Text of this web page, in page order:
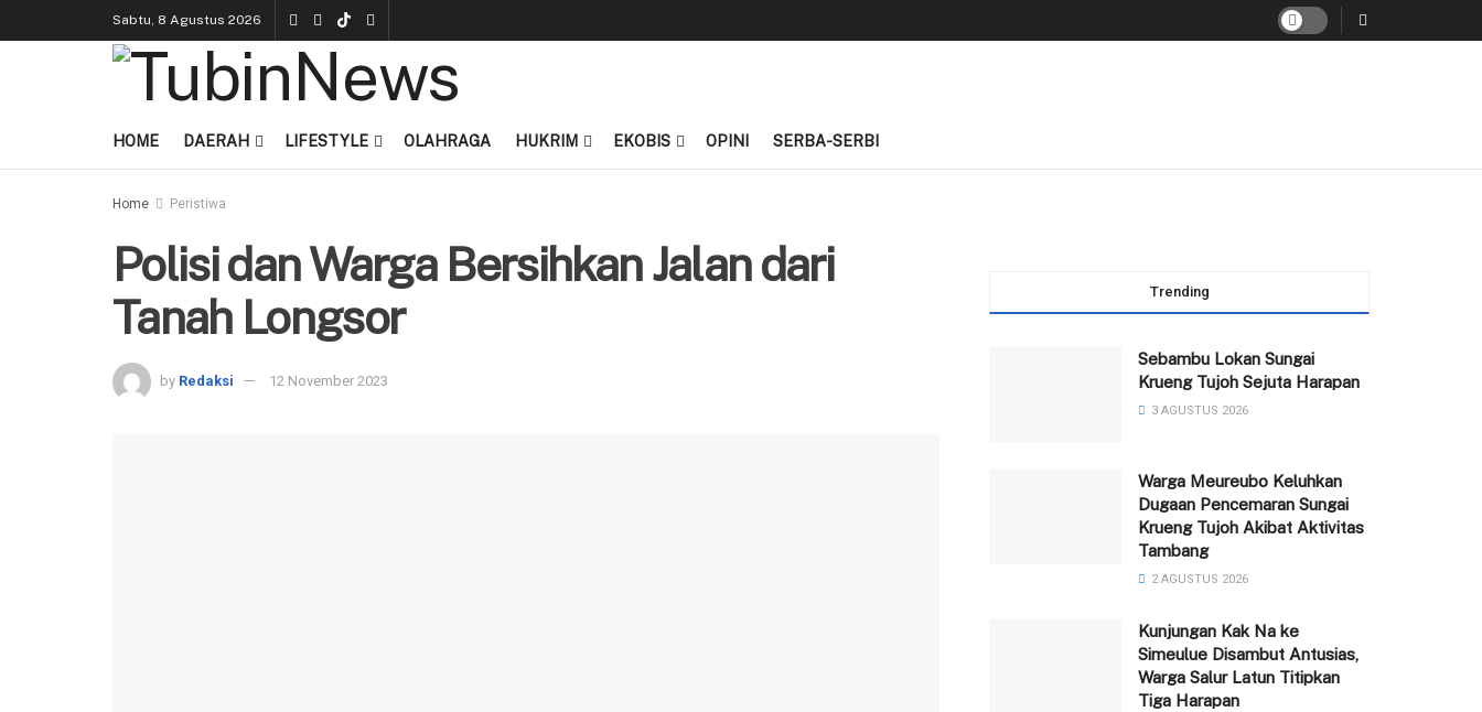
Sabtu, 8 Agustus 2026
HOME DAERAH LIFESTYLE OLAHRAGA HUKRIM EKOBIS OPINI SERBA-SERBI
Home Peristiwa
Polisi dan Warga Bersihkan Jalan dari
Tanah Longsor
by Redaksi 12 November 2023
Trending
Sebambu Lokan Sungai
Krueng Tujoh Sejuta Harapan
3 AGUSTUS 2026
Warga Meureubo Keluhkan
Dugaan Pencemaran Sungai
Krueng Tujoh Akibat Aktivitas
Tambang
2 AGUSTUS 2026
Kunjungan Kak Na ke
Simeulue Disambut Antusias,
Warga Salur Latun Titipkan
Tiga Harapan